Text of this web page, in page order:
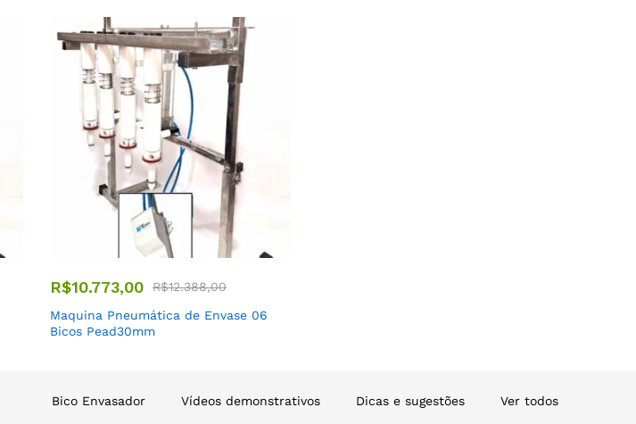
R$10.773,00 R$12.388,00
Maquina Pneumática de Envase 06
Bicos Pead30mm
Bico Envasador Vídeos demonstrativos Dicas e sugestões Ver todos